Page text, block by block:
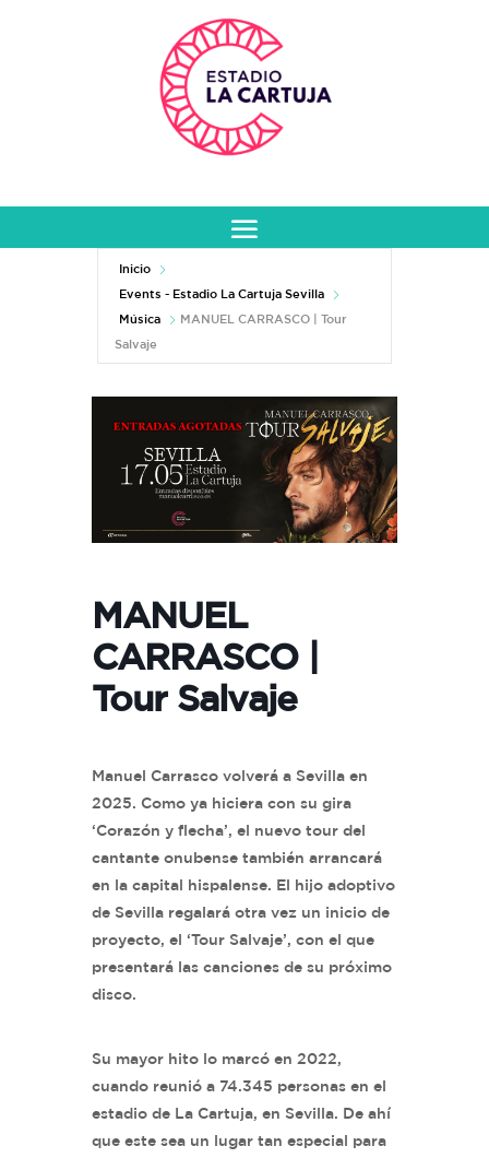
Inicio
Events - Estadio La Cartuja Sevilla
Música
MANUEL CARRASCO | Tour
Salvaje
MANUEL
CARRASCO |
Tour Salvaje
Manuel Carrasco volverá a Sevilla en
2025. Como ya hiciera con su gira
‘Corazón y flecha’, el nuevo tour del
cantante onubense también arrancará
en la capital hispalense. El hijo adoptivo
de Sevilla regalará otra vez un inicio de
proyecto, el ‘Tour Salvaje’, con el que
presentará las canciones de su próximo
disco.
Su mayor hito lo marcó en 2022,
cuando reunió a 74.345 personas en el
estadio de La Cartuja, en Sevilla. De ahí
que este sea un lugar tan especial para